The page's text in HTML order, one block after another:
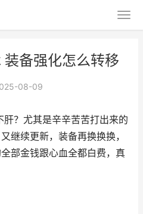
备强化怎么转移
08-09
？尤其是辛辛苦苦打出来的
继续更新，装备再换换换，
部金钱跟心血全都白费，真